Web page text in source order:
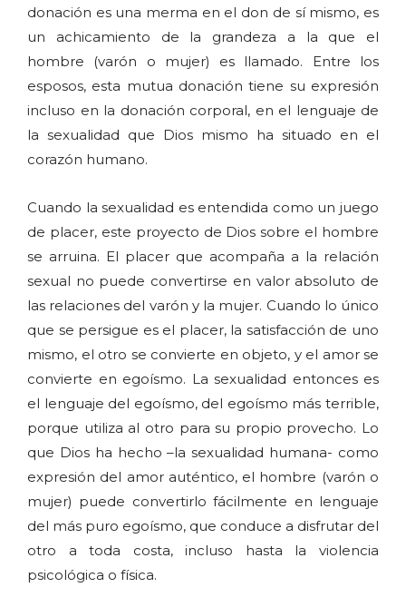
donación es una merma en el don de sí mismo, es
un achicamiento de la grandeza a la que el
hombre (varón o mujer) es llamado. Entre los
esposos, esta mutua donación tiene su expresión
incluso en la donación corporal, en el lenguaje de
la sexualidad que Dios mismo ha situado en el
corazón humano.
Cuando la sexualidad es entendida como un juego
de placer, este proyecto de Dios sobre el hombre
se arruina. El placer que acompaña a la relación
sexual no puede convertirse en valor absoluto de
las relaciones del varón y la mujer. Cuando lo único
que se persigue es el placer, la satisfacción de uno
mismo, el otro se convierte en objeto, y el amor se
convierte en egoísmo. La sexualidad entonces es
el lenguaje del egoísmo, del egoísmo más terrible,
porque utiliza al otro para su propio provecho. Lo
que Dios ha hecho –la sexualidad humana- como
expresión del amor auténtico, el hombre (varón o
mujer) puede convertirlo fácilmente en lenguaje
del más puro egoísmo, que conduce a disfrutar del
otro a toda costa, incluso hasta la violencia
psicológica o física.